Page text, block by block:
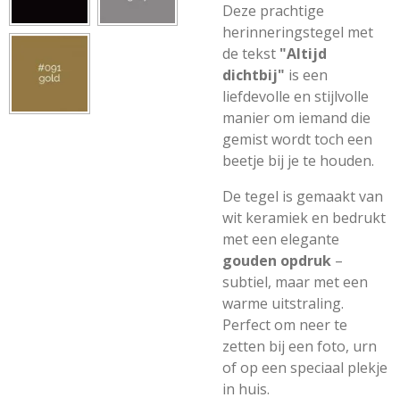
Deze prachtige
herinneringstegel met
de tekst "Altijd
dichtbij" is een
liefdevolle en stijlvolle
manier om iemand die
gemist wordt toch een
beetje bij je te houden.
De tegel is gemaakt van
wit keramiek en bedrukt
met een elegante
gouden opdruk –
subtiel, maar met een
warme uitstraling.
Perfect om neer te
zetten bij een foto, urn
of op een speciaal plekje
in huis.